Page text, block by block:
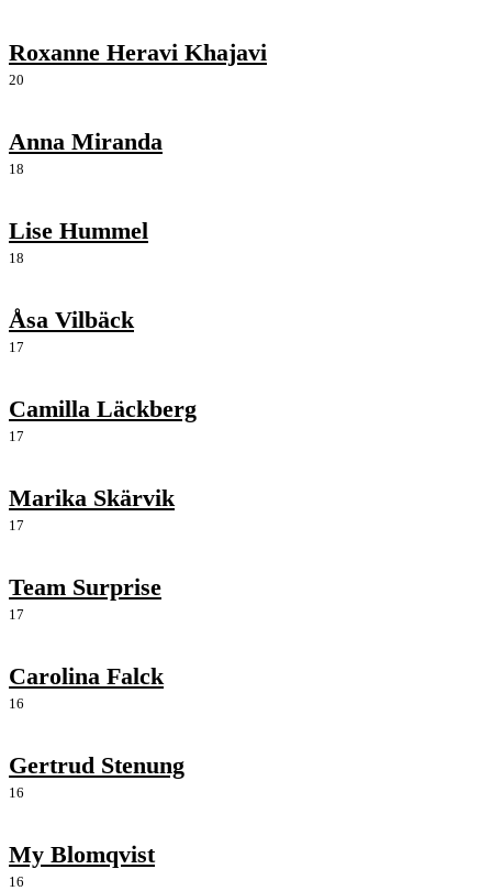
Roxanne Heravi Khajavi
20
Anna Miranda
18
Lise Hummel
18
Åsa Vilbäck
17
Camilla Läckberg
17
Marika Skärvik
17
Team Surprise
17
Carolina Falck
16
Gertrud Stenung
16
My Blomqvist
16